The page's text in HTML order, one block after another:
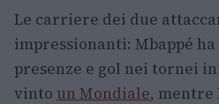
Le carriere dei due
impressionanti: Mbappé
presenze e gol nei tornei
vinto un Mondiale, mentre